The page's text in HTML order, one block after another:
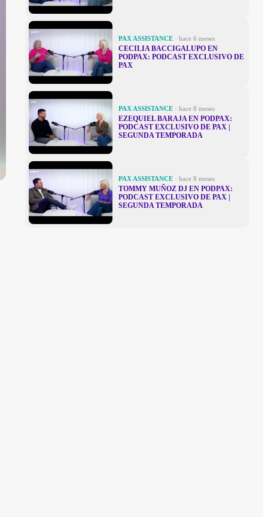
PAX ASSISTANCE · hace 6 meses
CECILIA BACCIGALUPO EN
PODPAX: PODCAST EXCLUSIVO DE
PAX
PAX ASSISTANCE · hace 8 meses
EZEQUIEL BARAJA EN PODPAX:
PODCAST EXCLUSIVO DE PAX |
SEGUNDA TEMPORADA
PAX ASSISTANCE · hace 8 meses
TOMMY MUÑOZ DJ EN PODPAX:
PODCAST EXCLUSIVO DE PAX |
SEGUNDA TEMPORADA